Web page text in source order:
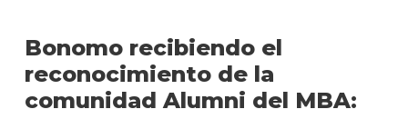
Bonomo recibiendo el
reconocimiento de la
comunidad Alumni del MBA: